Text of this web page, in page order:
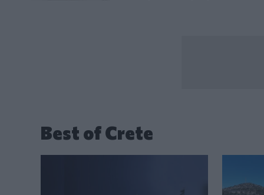
Best of Crete